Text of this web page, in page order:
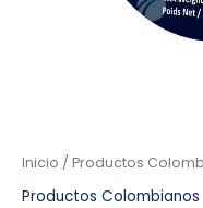
Inicio / Productos
Productos Colombianos